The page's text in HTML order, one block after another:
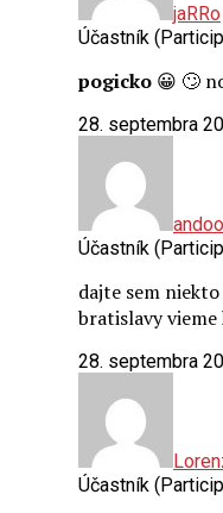
jaRRo
Účastník
pogicko😀 🙄
28. septembra
andoo
Účastník
dajte sem
bratislavy
28. septembra
Účastník